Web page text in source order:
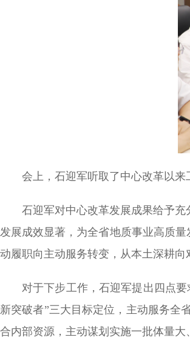
会上，石迎军听取了中心改革以来
石迎军对中心改革发展成果给予
发展成效显著，为全省地质事业高质
动履职向主动服务转变，从本土深耕向
对于下步工作，石迎军提出四点要
新突破者”三大目标定位，主动服务全
合内部资源，主动谋划实施一批体量大